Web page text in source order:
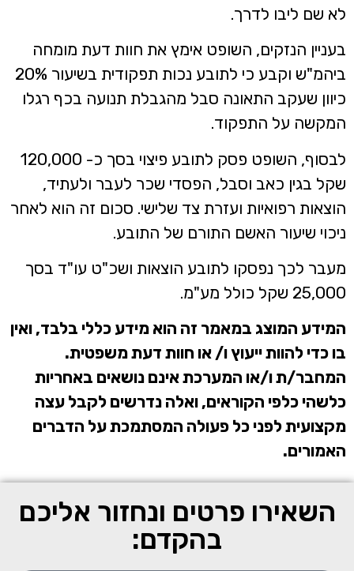
לא שם ליבו לדרך.
בעניין הנזקים, השופט אימץ את חוות דעת מומחה
ביהמ"ש וקבע כי לתובע נכות תפקודית בשיעור 20%
כיוון שעקב התאונה סבל מהגבלת תנועה בכף רגלו
המקשה על התפקוד.
לבסוף, השופט פסק לתובע פיצוי בסך כ- 120,000
שקל בגין כאב וסבל, הפסדי שכר לעבר ולעתיד,
הוצאות רפואיות ועזרת צד שלישי. סכום זה הוא לאחר
ניכוי שיעור האשם התורם של התובע.
מעבר לכך נפסקו לתובע הוצאות ושכ"ט עו"ד בסך
25,000 שקל כולל מע"מ.
המידע המוצג במאמר זה הוא מידע כללי בלבד, ואין
בו כדי להוות ייעוץ ו/ או חוות דעת משפטית.
המחבר/ת ו/או המערכת אינם נושאים באחריות
כלשהי כלפי הקוראים, ואלה נדרשים לקבל עצה
מקצועית לפני כל פעולה המסתמכת על הדברים
האמורים.
השאירו פרטים ונחזור אליכם
בהקדם: